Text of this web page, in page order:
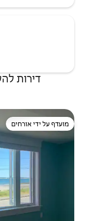
על שפת המים